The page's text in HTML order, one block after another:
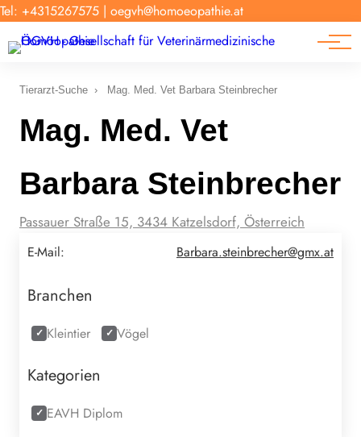
Tel: +4315267575 | oegvh@homoeopathie.at
Tierarzt-Suche
Forschung
News
Links
Tierarzt-Suche › Mag. Med. Vet Barbara Steinbrecher
Mag. Med. Vet
Barbara Steinbrecher
Passauer Straße 15, 3434 Katzelsdorf, Österreich
E-Mail: Barbara.steinbrecher@gmx.at
Branchen
Kleintier Vögel
Kategorien
EAVH Diplom